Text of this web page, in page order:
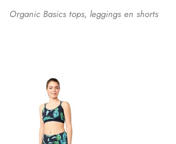
Organic Basics tops, leggings en shorts